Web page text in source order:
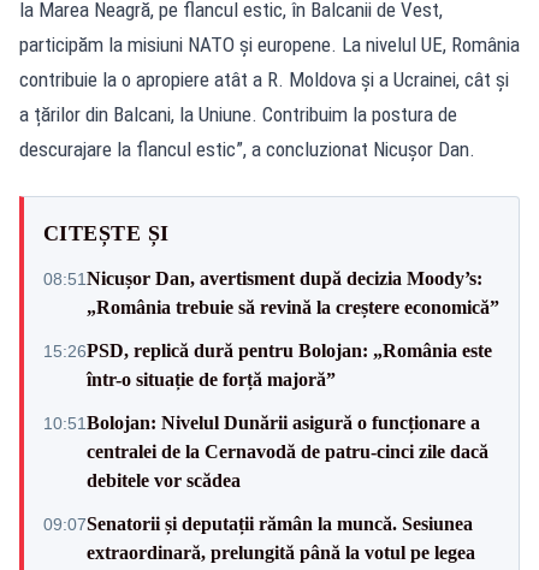
la Marea Neagră, pe flancul estic, în Balcanii de Vest,
participăm la misiuni NATO și europene. La nivelul UE, România
contribuie la o apropiere atât a R. Moldova și a Ucrainei, cât și
a țărilor din Balcani, la Uniune. Contribuim la postura de
descurajare la flancul estic”, a concluzionat Nicușor Dan.
CITEȘTE ȘI
08:51Nicușor Dan, avertisment după decizia Moody’s:
„România trebuie să revină la creștere economică”
15:26PSD, replică dură pentru Bolojan: „România este
într-o situație de forță majoră”
10:51Bolojan: Nivelul Dunării asigură o funcționare a
centralei de la Cernavodă de patru-cinci zile dacă
debitele vor scădea
09:07Senatorii și deputații rămân la muncă. Sesiunea
extraordinară, prelungită până la votul pe legea